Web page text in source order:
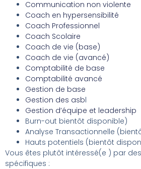
Communication non violente
Coach en hypersensibilité
Coach Professionnel
Coach Scolaire
Coach de vie (base)
Coach de vie (avancé)
Comptabilité de base
Comptabilité avancé
Gestion de base
Gestion des asbl
Gestion d’équipe et leadership
Burn-out bientôt disponible)
Analyse Transactionnelle
Hauts potentiels (bientôt
Vous êtes plutôt intéressé(e ) par
spécifiques :